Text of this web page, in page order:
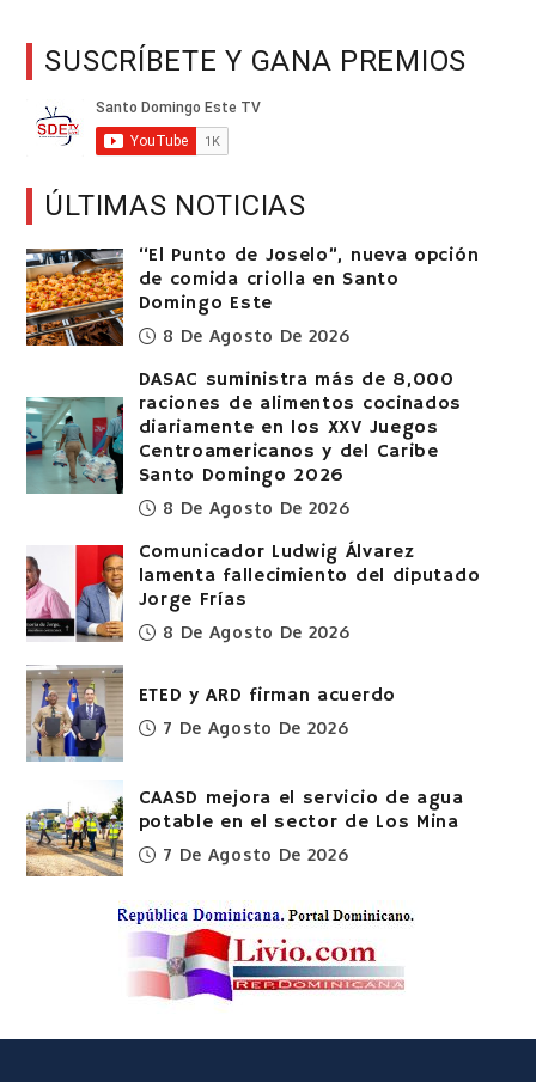
SUSCRÍBETE Y GANA PREMIOS
ÚLTIMAS NOTICIAS
“El Punto de Joselo”, nueva opción
de comida criolla en Santo
Domingo Este
8 De Agosto De 2026
DASAC suministra más de 8,000
raciones de alimentos cocinados
diariamente en los XXV Juegos
Centroamericanos y del Caribe
Santo Domingo 2026
8 De Agosto De 2026
Comunicador Ludwig Álvarez
lamenta fallecimiento del diputado
Jorge Frías
8 De Agosto De 2026
ETED y ARD firman acuerdo
7 De Agosto De 2026
CAASD mejora el servicio de agua
potable en el sector de Los Mina
7 De Agosto De 2026